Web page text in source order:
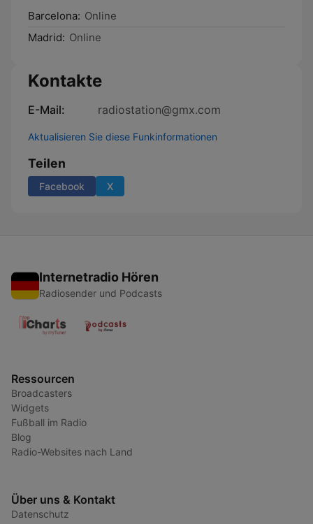
Barcelona: Online
Madrid: Online
Kontakte
E-Mail: radiostation@gmx.com
Aktualisieren Sie diese Funkinformationen
Teilen
Facebook X
Internetradio Hören
Radiosender und Podcasts
Ressourcen
Broadcasters
Widgets
Fußball im Radio
Blog
Radio-Websites nach Land
Über uns & Kontakt
Datenschutz